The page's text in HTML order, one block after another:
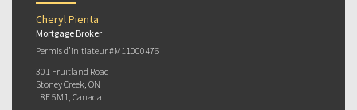
Cheryl Pienta
Mortgage Broker
Permis d’initiateur #M11000476
301 Fruitland Road
Stoney Creek, ON
L8E 5M1, Canada